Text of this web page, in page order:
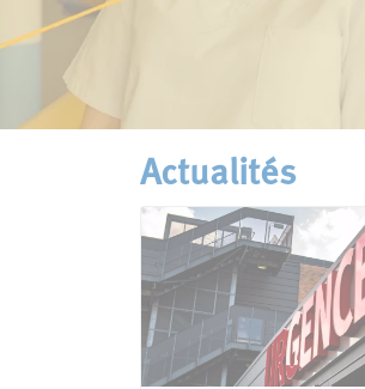
Actualités